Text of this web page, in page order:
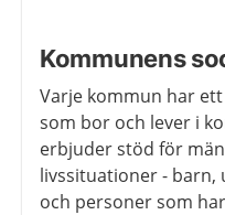
Kommunens
Varje kommun har
som bor och lever i
erbjuder stöd för
livssituationer - barn,
och personer som